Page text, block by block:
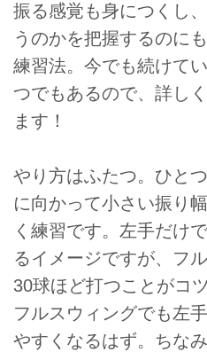
振る感覚も身につくし
うのかを把握するのに
練習法。今でも続けて
つでもあるので、詳し
ます！
やり方はふたつ。ひと
に向かって小さい振り
く練習です。左手だけ
るイメージですが、フ
30球ほど打つことがコ
フルスウィングでも左
やすくなるはず。ちな